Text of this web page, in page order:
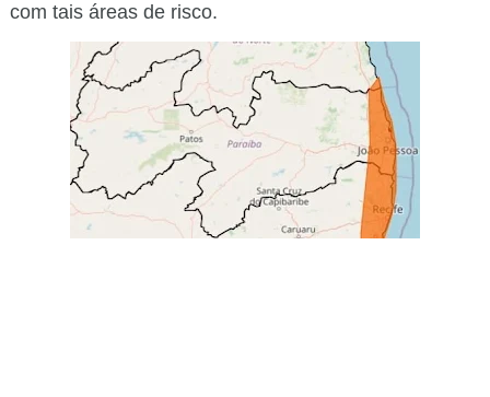
com tais áreas de risco.